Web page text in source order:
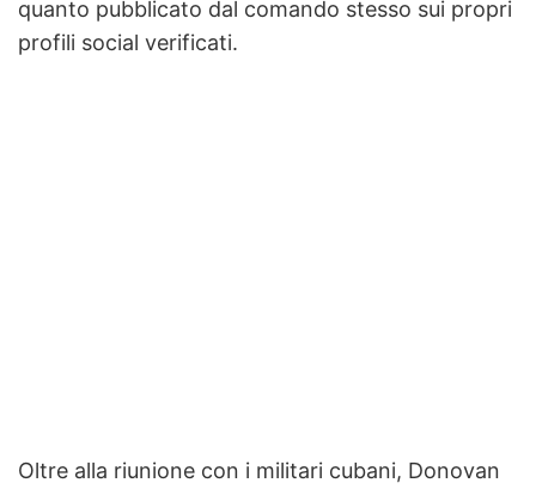
quanto pubblicato dal comando stesso sui propri
profili social verificati.
Oltre alla riunione con i militari cubani, Donovan